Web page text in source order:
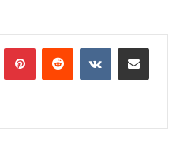
PinterestReddit VKontakteShare via Email